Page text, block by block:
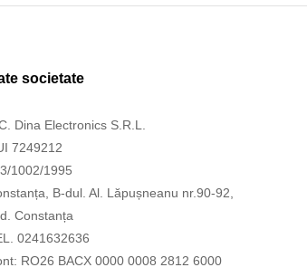
societate
Dina Electronics S.R.L.
7249212
1002/1995
B-dul. Al. Lăpușneanu nr.90-92,
Constanța
0241632636
RO26 BACX 0000 0008 2812 6000